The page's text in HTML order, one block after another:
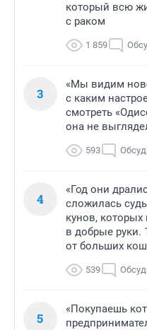
который всю
с раком
1 859
3
«Мы видим
с каким
смотреть
она не
593
4
«Год они
сложилась
кунов, которых
в добрые руки.
от больших
539
5
«Покупаешь